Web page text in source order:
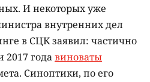
И некоторых уже
внутренних дел
в СЦК заявил: частично
2017 годавиноваты
Синоптики, по его